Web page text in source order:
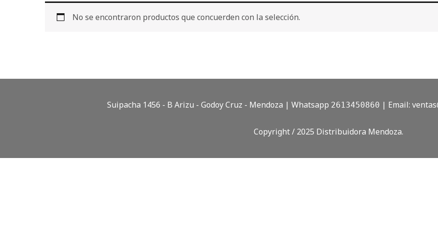
No se encontraron productos que concuerden con la selección.
Suipacha 1456 - B Arizu - Godoy Cruz - Mendoza | Whatsapp 2613450860 | Email:
Copyright / 2025 Distribuidora Mendoza.